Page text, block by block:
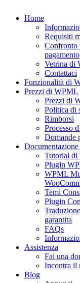
Home
Requisiti
Confronto
pagamento
Vetrina di
Contattaci
Funzionalità di
Prezzi di WPML
Prezzi di
Politica di
Rimborsi
Processo
Domande
Tutorial
Plugin
WPML
Temi
Plugin
garantita
FAQs
Assistenza
Fai una
Incontra il
Blog